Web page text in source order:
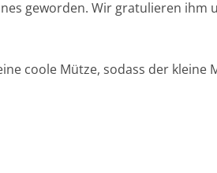
geworden. Wir gratulieren ihm
coole Mütze, sodass der